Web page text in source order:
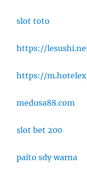
slot toto
https://
https://
medusa88.com
slot bet 200
paito sdy warna